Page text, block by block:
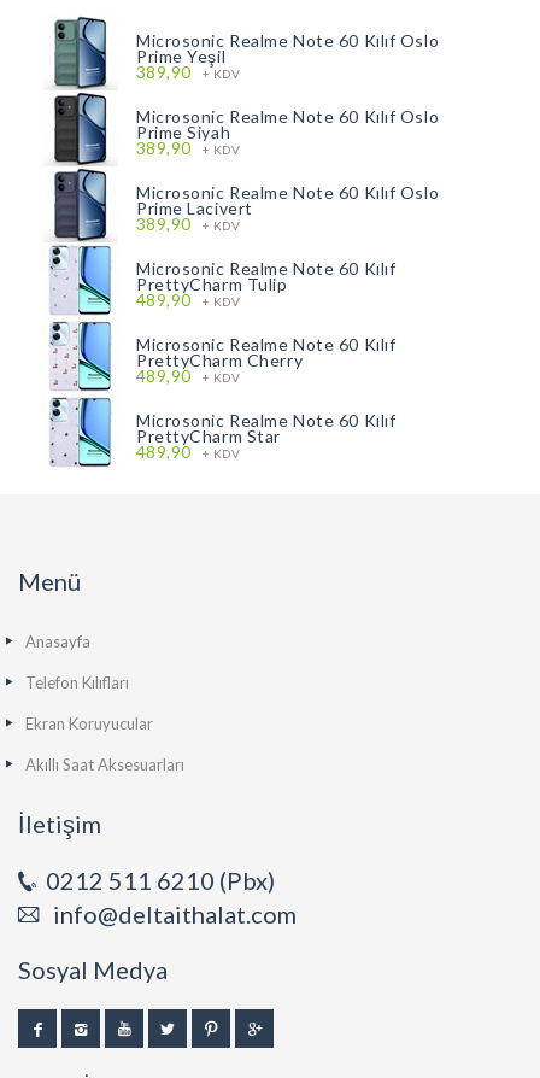
Microsonic Realme Note 60 Kılıf Oslo
Prime Yeşil
389,90 + KDV
Microsonic Realme Note 60 Kılıf Oslo
Prime Siyah
389,90 + KDV
Microsonic Realme Note 60 Kılıf Oslo
Prime Lacivert
389,90 + KDV
Microsonic Realme Note 60 Kılıf
PrettyCharm Tulip
489,90 + KDV
Microsonic Realme Note 60 Kılıf
PrettyCharm Cherry
489,90 + KDV
Microsonic Realme Note 60 Kılıf
PrettyCharm Star
489,90 + KDV
Menü
Anasayfa
Telefon Kılıfları
Ekran Koruyucular
Akıllı Saat Aksesuarları
İletişim
0212 511 6210 (Pbx)
info@deltaithalat.com
Sosyal Medya